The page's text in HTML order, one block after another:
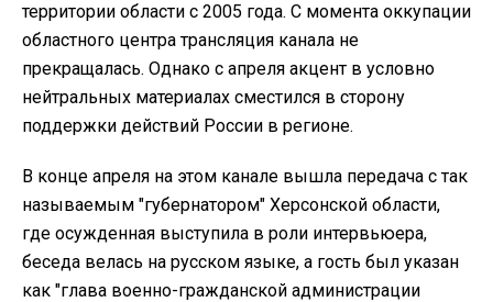
территории области с 2005 года. С момента оккупации
областного центра трансляция канала не
прекращалась. Однако с апреля акцент в условно
нейтральных материалах сместился в сторону
поддержки действий России в регионе.
В конце апреля на этом канале вышла передача с так
называемым "губернатором" Херсонской области,
где осужденная выступила в роли интервьюера,
беседа велась на русском языке, а гость был указан
как "глава военно-гражданской администрации